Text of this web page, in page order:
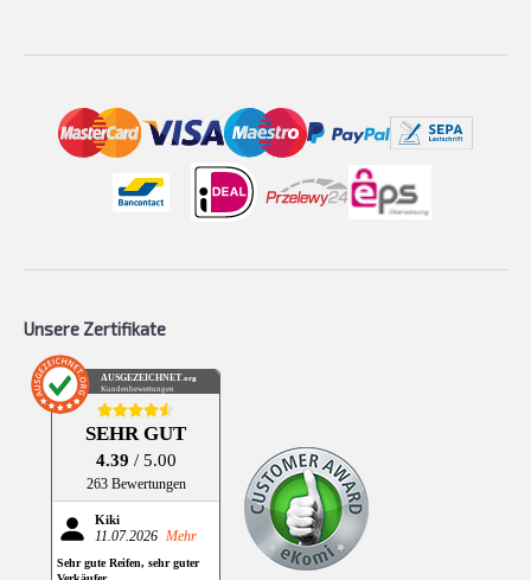
Unsere Zertifikate
AUSGEZEICHNET.org
Kundenbewertungen
SEHR GUT
4.39 / 5.00
263 Bewertungen
Kiki
11.07.2026 Mehr
Sehr gute Reifen, sehr guter